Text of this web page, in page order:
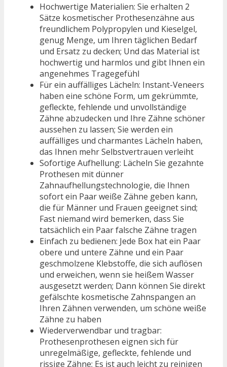
Hochwertige Materialien: Sie erhalten 2
Sätze kosmetischer Prothesenzähne aus
freundlichem Polypropylen und Kieselgel,
genug Menge, um Ihren täglichen Bedarf
und Ersatz zu decken; Und das Material ist
hochwertig und harmlos und gibt Ihnen ein
angenehmes Tragegefühl
Für ein auffälliges Lächeln: Instant-Veneers
haben eine schöne Form, um gekrümmte,
gefleckte, fehlende und unvollständige
Zähne abzudecken und Ihre Zähne schöner
aussehen zu lassen; Sie werden ein
auffälliges und charmantes Lächeln haben,
das Ihnen mehr Selbstvertrauen verleiht
Sofortige Aufhellung: Lächeln Sie gezahnte
Prothesen mit dünner
Zahnaufhellungstechnologie, die Ihnen
sofort ein Paar weiße Zähne geben kann,
die für Männer und Frauen geeignet sind;
Fast niemand wird bemerken, dass Sie
tatsächlich ein Paar falsche Zähne tragen
Einfach zu bedienen: Jede Box hat ein Paar
obere und untere Zähne und ein Paar
geschmolzene Klebstoffe, die sich auflösen
und erweichen, wenn sie heißem Wasser
ausgesetzt werden; Dann können Sie direkt
gefälschte kosmetische Zahnspangen an
Ihren Zähnen verwenden, um schöne weiße
Zähne zu haben
Wiederverwendbar und tragbar:
Prothesenprothesen eignen sich für
unregelmäßige, gefleckte, fehlende und
rissige Zähne; Es ist auch leicht zu reinigen